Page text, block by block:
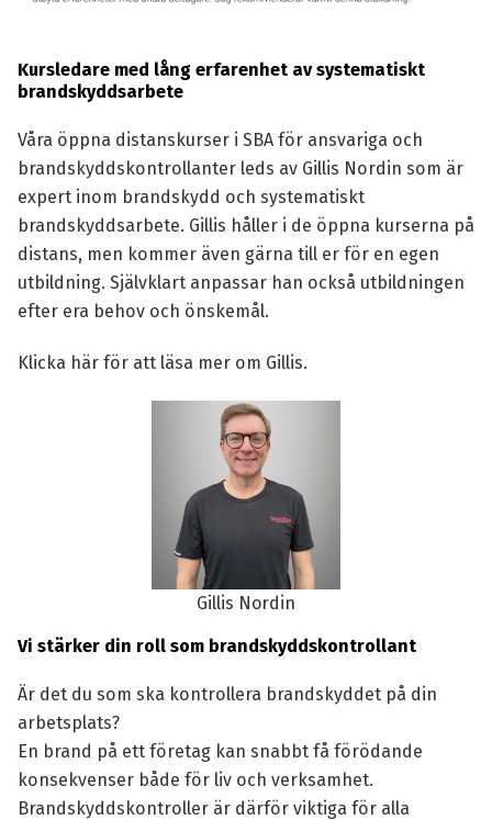
Kursledare med lång erfarenhet av systematiskt
brandskyddsarbete
Våra öppna distanskurser i SBA för ansvariga och
brandskyddskontrollanter leds av Gillis Nordin som är
expert inom brandskydd och systematiskt
brandskyddsarbete. Gillis håller i de öppna kurserna på
distans, men kommer även gärna till er för en egen
utbildning. Självklart anpassar han också utbildningen
efter era behov och önskemål.
Klicka härför att läsa mer om Gillis.
Gillis Nordin
Vi stärker din roll som brandskyddskontrollant
Är det du som ska kontrollera brandskyddet på din
arbetsplats?
En brand på ett företag kan snabbt få förödande
konsekvenser både för liv och verksamhet.
Brandskyddskontroller är därför viktiga för alla